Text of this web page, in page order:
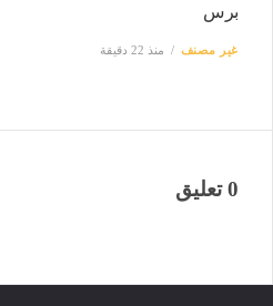
برس
غير مصنف منذ 22 دقيقة
0 تعليق